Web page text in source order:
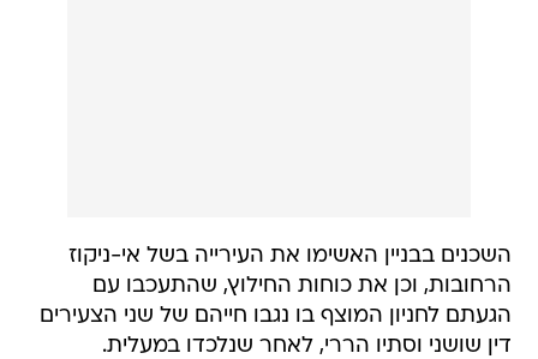
השכנים בבניין האשימו את העירייה בשל אי-ניקוז
הרחובות, וכן את כוחות החילוץ, שהתעכבו עם
הגעתם לחניון המוצף בו נגבו חייהם של שני הצעירים
דין שושני וסתיו הררי, לאחר שנלכדו במעלית.